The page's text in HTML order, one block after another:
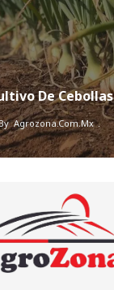
De Cebollas
Agrozona.com.mx